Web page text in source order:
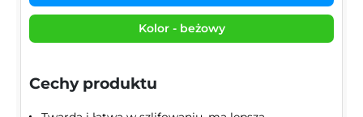
Kolor - beżowy
Cechy produktu